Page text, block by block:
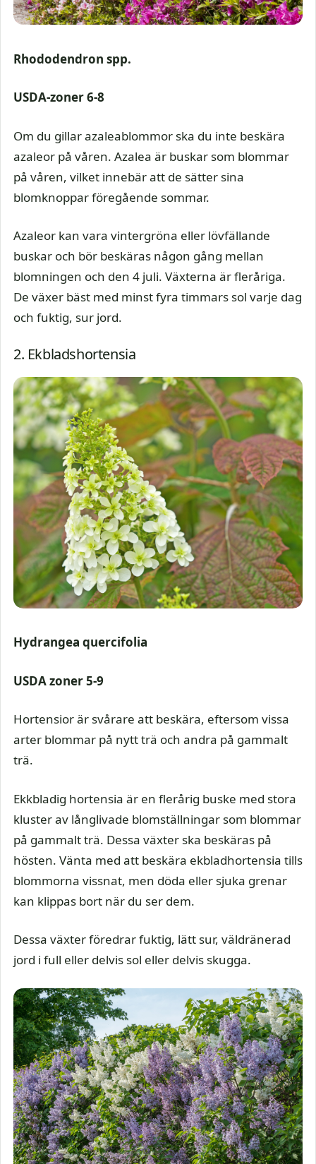
Rhododendron spp.
USDA-zoner 6-8
Om du gillar azaleablommor ska du inte beskära
azaleor på våren. Azalea är buskar som blommar
på våren, vilket innebär att de sätter sina
blomknoppar föregående sommar.
Azaleor kan vara vintergröna eller lövfällande
buskar och bör beskäras någon gång mellan
blomningen och den 4 juli. Växterna är fleråriga.
De växer bäst med minst fyra timmars sol varje dag
och fuktig, sur jord.
2. Ekbladshortensia
Hydrangea quercifolia
USDA zoner 5-9
Hortensior är svårare att beskära, eftersom vissa
arter blommar på nytt trä och andra på gammalt
trä.
Ekkbladig hortensia är en flerårig buske med stora
kluster av långlivade blomställningar som blommar
på gammalt trä. Dessa växter ska beskäras på
hösten. Vänta med att beskära ekbladhortensia tills
blommorna vissnat, men döda eller sjuka grenar
kan klippas bort när du ser dem.
Dessa växter föredrar fuktig, lätt sur, väldränerad
jord i full eller delvis sol eller delvis skugga.